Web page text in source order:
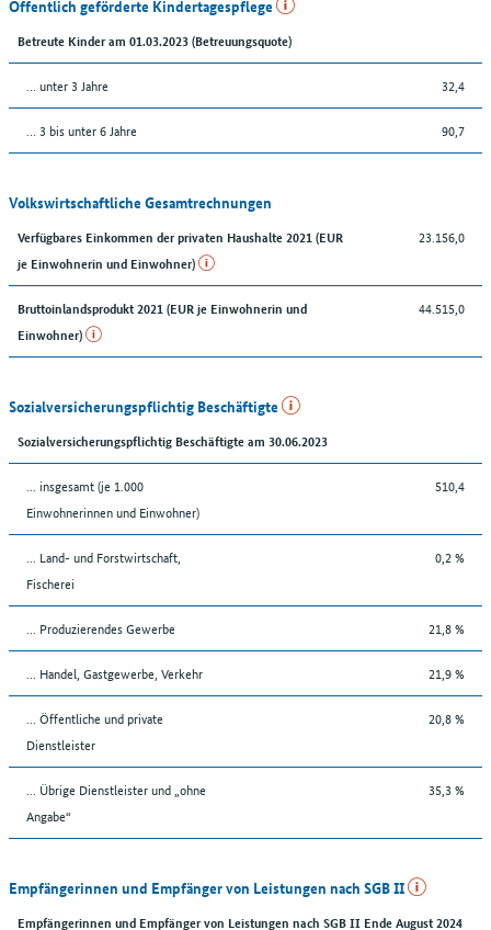
Öffentlich geförderte Kindertagespflege
Betreute Kinder am 01.03.2023 (Betreuungsquote)
… unter 3 Jahre 32,4
… 3 bis unter 6 Jahre 90,7
Volkswirtschaftliche Gesamtrechnungen
Verfügbares Einkommen der privaten Haushalte 2021 (EUR
je Einwohnerin und Einwohner)
23.156,0
Bruttoinlandsprodukt 2021 (EUR je Einwohnerin und
Einwohner)
44.515,0
Sozialversicherungspflichtig Beschäftigte
Sozialversicherungspflichtig Beschäftigte am 30.06.2023
... insgesamt (je 1.000
Einwohnerinnen und Einwohner)
510,4
... Land- und Forstwirtschaft,
Fischerei
0,2 %
... Produzierendes Gewerbe 21,8 %
... Handel, Gastgewerbe, Verkehr 21,9 %
... Öffentliche und private
Dienstleister
20,8 %
... Übrige Dienstleister und „ohne
Angabe“
35,3 %
Empfängerinnen und Empfänger von Leistungen nach SGB II
Empfängerinnen und Empfänger von Leistungen nach SGB II Ende August 2024